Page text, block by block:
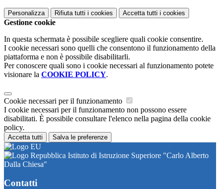
Personalizza Rifiuta tutti i cookies Accetta tutti i cookies
Gestione cookie
In questa schermata è possibile scegliere quali cookie consentire.
I cookie necessari sono quelli che consentono il funzionamento della
piattaforma e non è possibile disabilitarli.
Per conoscere quali sono i cookie necessari al funzionamento potete
visionare la COOKIE POLICY.
Cookie necessari per il funzionamento
I cookie necessari per il funzionamento non possono essere
disabilitati. È possibile consultare l'elenco nella pagina della cookie
policy.
Accetta tutti Salva le preferenze
Istituto di Istruzione Superiore "Carlo Alberto
Dalla Chiesa"
Contatti